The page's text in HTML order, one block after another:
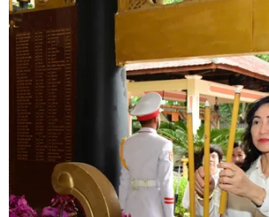
Yếu tố di truyền có thể quyết định
quá trình phát triển ung thư
02/08/2026 09:43
Phương pháp mới giúp phát hiện
sớm bệnh Alzheimer